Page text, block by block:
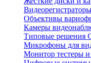
Видеорегистраторы
Объективы
Камеры
Типовые решения
Микрофоны для
Монитор тестеры и